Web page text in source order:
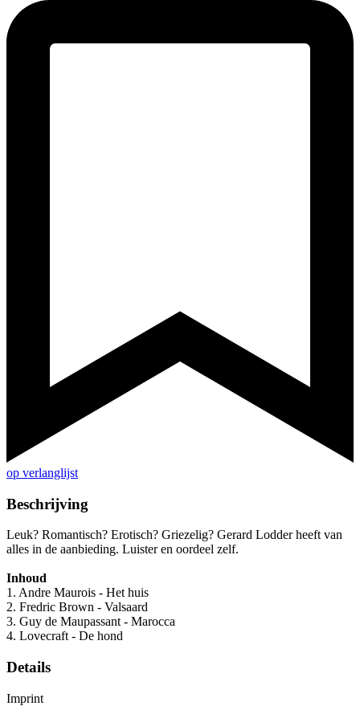
op verlanglijst
Beschrijving
Leuk? Romantisch? Erotisch? Griezelig? Gerard Lodder heeft van
alles in de aanbieding. Luister en oordeel zelf.
Inhoud
1. Andre Maurois - Het huis
2. Fredric Brown - Valsaard
3. Guy de Maupassant - Marocca
4. Lovecraft - De hond
Details
Imprint